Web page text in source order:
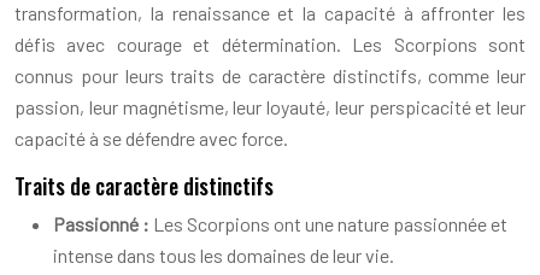
transformation, la renaissance et la capacité à affronter les
défis avec courage et détermination. Les Scorpions sont
connus pour leurs traits de caractère distinctifs, comme leur
passion, leur magnétisme, leur loyauté, leur perspicacité et leur
capacité à se défendre avec force.
Traits de caractère distinctifs
Passionné : Les Scorpions ont une nature passionnée et
intense dans tous les domaines de leur vie.